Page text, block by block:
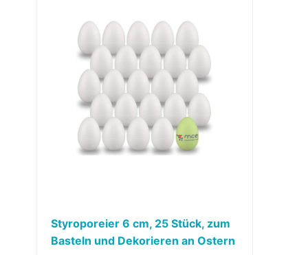
Styroporeier 6 cm, 25 Stück, zum
Basteln und Dekorieren an Ostern